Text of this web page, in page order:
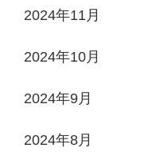
2024年11月
2024年10月
2024年9月
2024年8月